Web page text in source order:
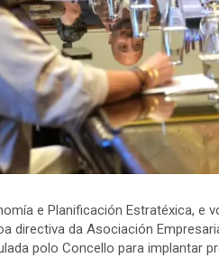
e Planificación Estratéxica, e
directiva da Asociación
polo Concello para implantar